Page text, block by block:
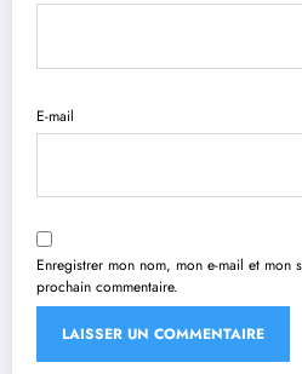
E-mail
Enregistrer mon nom, mon e-mail et mon
prochain commentaire.